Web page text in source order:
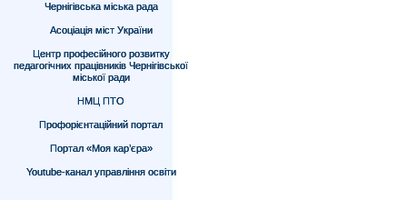
Чернігівська міська рада
Асоціація міст України
Центр професійного розвитку
педагогічних працівників Чернігівської
міської ради
НМЦ ПТО
Профорієнтаційний портал
Портал «Моя кар’єра»
Youtube-канал управління освіти